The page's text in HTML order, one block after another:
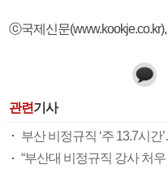
ⓒ국제신문
관련기사
부산 비정규직 ‘주 13.7시
“부산대 비정규직 강사 처우